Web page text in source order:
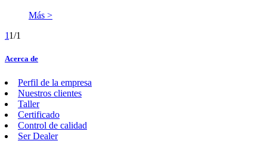
Más >
11/1
Acerca de
Perfil de la empresa
Nuestros clientes
Taller
Certificado
Control de calidad
Ser Dealer